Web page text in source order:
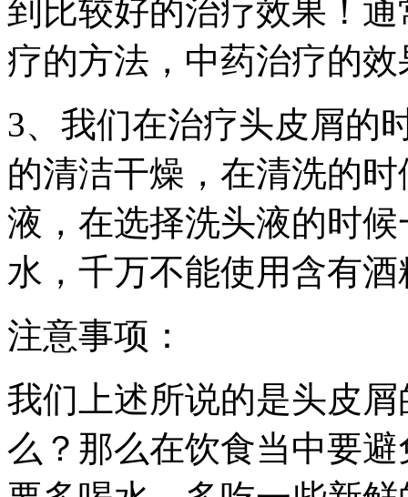
到比较好的治疗效果！
疗的方法，中药治疗的
3、我们在治疗头皮屑的
的清洁干燥，在清洗的
液，在选择洗头液的时
水，千万不能使用含有
注意事项：
我们上述所说的是头皮
么？那么在饮食当中要